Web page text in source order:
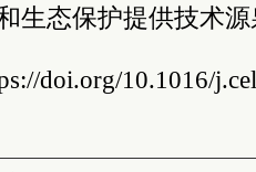
生态保护提供技术
doi.org/10.1016/